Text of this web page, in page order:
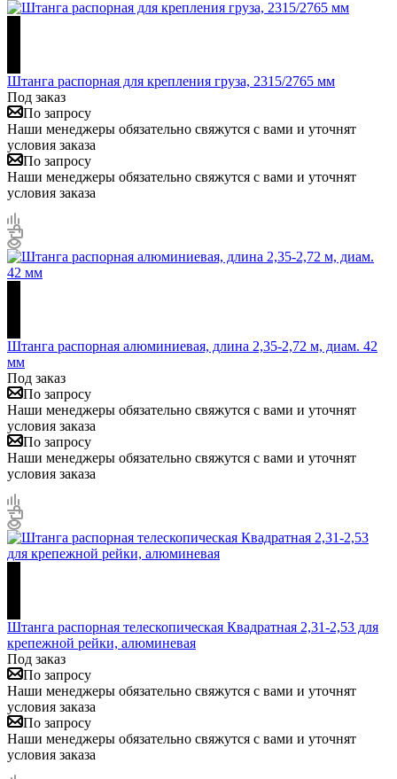
Штанга распорная для крепления груза, 2315/2765 мм
Под заказ
По запросу
Наши менеджеры обязательно свяжутся с вами и уточнят
условия заказа
По запросу
Наши менеджеры обязательно свяжутся с вами и уточнят
условия заказа
Штанга распорная алюминиевая, длина 2,35-2,72 м, диам. 42
мм
Под заказ
По запросу
Наши менеджеры обязательно свяжутся с вами и уточнят
условия заказа
По запросу
Наши менеджеры обязательно свяжутся с вами и уточнят
условия заказа
Штанга распорная телескопическая Квадратная 2,31-2,53 для
крепежной рейки, алюминевая
Под заказ
По запросу
Наши менеджеры обязательно свяжутся с вами и уточнят
условия заказа
По запросу
Наши менеджеры обязательно свяжутся с вами и уточнят
условия заказа